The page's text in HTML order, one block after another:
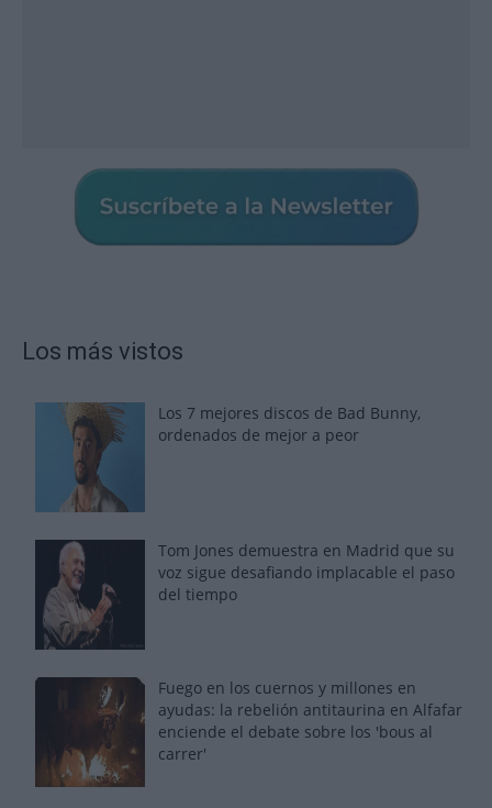
Los más vistos
Los 7 mejores discos de Bad Bunny,
ordenados de mejor a peor
Tom Jones demuestra en Madrid que su
voz sigue desafiando implacable el paso
del tiempo
Fuego en los cuernos y millones en
ayudas: la rebelión antitaurina en Alfafar
enciende el debate sobre los 'bous al
carrer'